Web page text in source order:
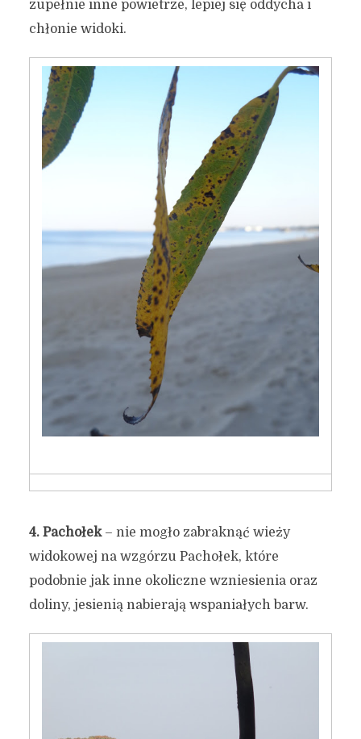
zupełnie inne powietrze, lepiej się oddycha i
chłonie widoki.
4. Pachołek– nie mogło zabraknąć wieży
widokowej na wzgórzu Pachołek, które
podobnie jak inne okoliczne wzniesienia oraz
doliny, jesienią nabierają wspaniałych barw.